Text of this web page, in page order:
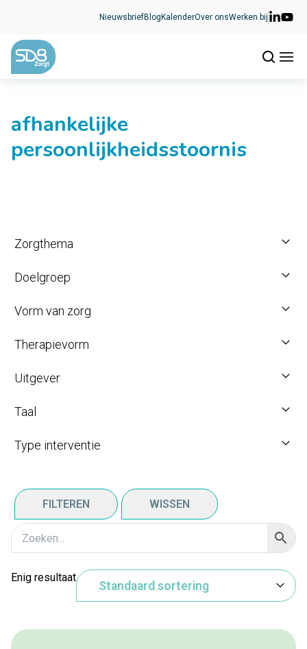
NieuwsbriefBlog KalenderOver onsWerken bij
afhankelijke
persoonlijkheidsstoornis
Zorgthema
Doelgroep
Vorm van zorg
Therapievorm
Uitgever
Taal
Type interventie
FILTEREN WISSEN
Enig resultaat